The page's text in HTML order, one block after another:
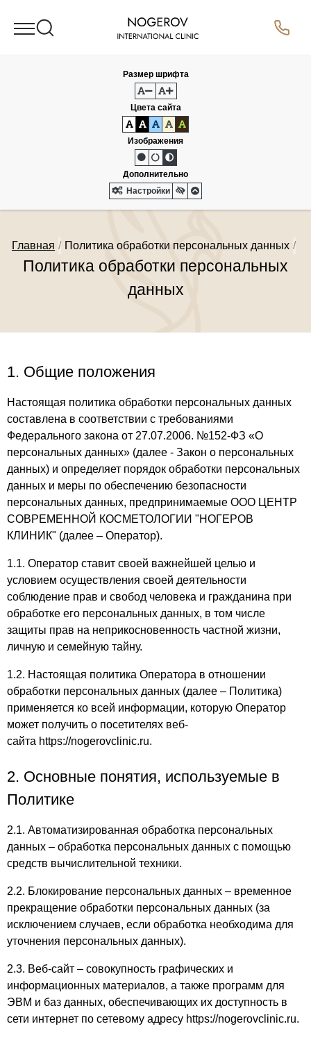
Размер шрифта
Цвета сайта
Изображения
Дополнительно
Настройки
Главная Политика обработки персональных данных
Политика обработки персональных
данных
1. Общие положения
Настоящая политика обработки персональных данных
составлена в соответствии с требованиями
Федерального закона от 27.07.2006. №152-ФЗ «О
персональных данных» (далее - Закон о персональных
данных) и определяет порядок обработки персональных
данных и меры по обеспечению безопасности
персональных данных, предпринимаемые ООО ЦЕНТР
СОВРЕМЕННОЙ КОСМЕТОЛОГИИ "НОГЕРОВ
КЛИНИК" (далее – Оператор).
1.1. Оператор ставит своей важнейшей целью и
условием осуществления своей деятельности
соблюдение прав и свобод человека и гражданина при
обработке его персональных данных, в том числе
защиты прав на неприкосновенность частной жизни,
личную и семейную тайну.
1.2. Настоящая политика Оператора в отношении
обработки персональных данных (далее – Политика)
применяется ко всей информации, которую Оператор
может получить о посетителях веб-
сайта https://nogerovclinic.ru.
2. Основные понятия, используемые в
Политике
2.1. Автоматизированная обработка персональных
данных – обработка персональных данных с помощью
средств вычислительной техники.
2.2. Блокирование персональных данных – временное
прекращение обработки персональных данных (за
исключением случаев, если обработка необходима для
уточнения персональных данных).
2.3. Веб-сайт – совокупность графических и
информационных материалов, а также программ для
ЭВМ и баз данных, обеспечивающих их доступность в
сети интернет по сетевому адресу https://nogerovclinic.ru.